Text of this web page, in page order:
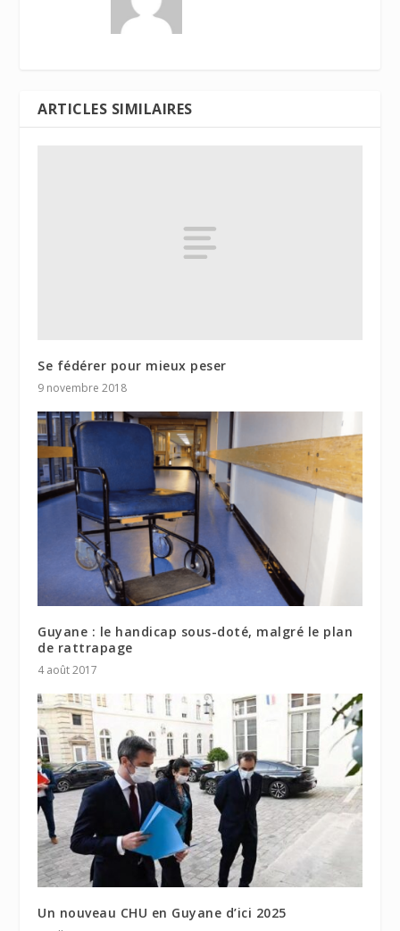
ARTICLES SIMILAIRES
Se fédérer pour mieux peser
9 novembre 2018
Guyane : le handicap sous-doté, malgré le plan
de rattrapage
4 août 2017
Un nouveau CHU en Guyane d’ici 2025